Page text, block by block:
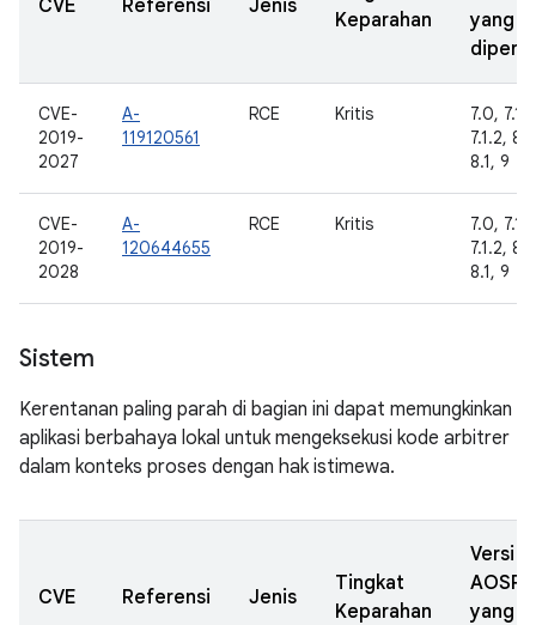
CVE Referensi Jenis
Keparahan
yang
CVE-
2019-
2027
A-
119120561
RCE Kritis
7.0, 7.1.1,
7.1.2,
8.1, 9
CVE-
2019-
2028
A-
120644655
RCE Kritis
7.0, 7.1.1,
7.1.2,
8.1, 9
Sistem
Kerentanan paling parah di bagian ini dapat memungkinkan
aplikasi berbahaya lokal untuk mengeksekusi kode arbitrer
dalam konteks proses dengan hak istimewa.
CVE Referensi Jenis
Tingkat
Keparahan
Versi
AOSP
yang